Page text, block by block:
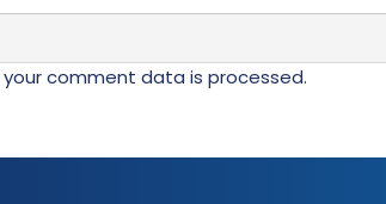
your comment data is processed.